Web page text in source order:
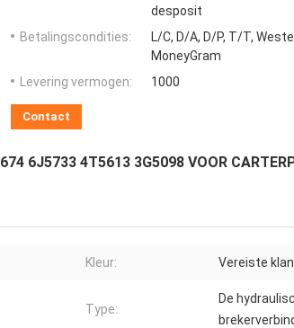
desposit
Betalingscondities:
L/C, D/A, D/P, T/T,
MoneyGram
Levering vermogen:
1000
Contact
6J5733 4T5613 3G5098 VOOR
Kleur: Vereiste
Type:
De